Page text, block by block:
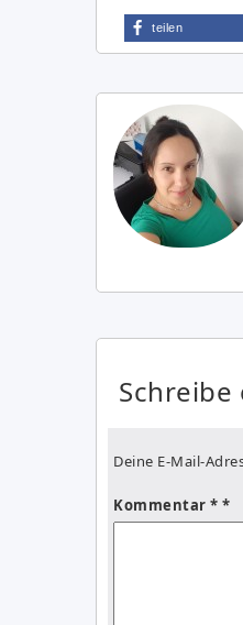
teilen
Deine E-Mail-
Kommentar *